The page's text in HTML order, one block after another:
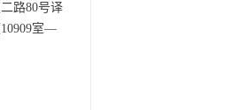
路80号译
室—